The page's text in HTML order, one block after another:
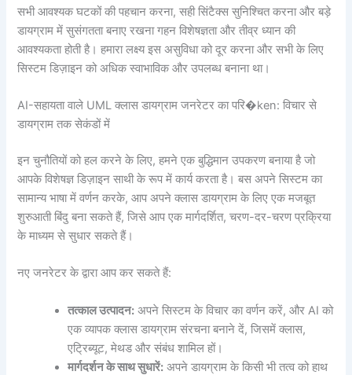
सभी आवश्यक घटकों की पहचान करना, सही सिंटैक्स सुनिश्चित करना और बड़े
डायग्राम में सुसंगतता बनाए रखना गहन विशेषज्ञता और तीव्र ध्यान की
आवश्यकता होती है। हमारा लक्ष्य इस असुविधा को दूर करना और सभी के लिए
सिस्टम डिज़ाइन को अधिक स्वाभाविक और उपलब्ध बनाना था।
AI-सहायता वाले UML क्लास डायग्राम जनरेटर का परि�ken: विचार से
डायग्राम तक सेकंडों में
इन चुनौतियों को हल करने के लिए, हमने एक बुद्धिमान उपकरण बनाया है जो
आपके विशेषज्ञ डिज़ाइन साथी के रूप में कार्य करता है। बस अपने सिस्टम का
सामान्य भाषा में वर्णन करके, आप अपने क्लास डायग्राम के लिए एक मजबूत
शुरुआती बिंदु बना सकते हैं, जिसे आप एक मार्गदर्शित, चरण-दर-चरण प्रक्रिया
के माध्यम से सुधार सकते हैं।
नए जनरेटर के द्वारा आप कर सकते हैं:
तत्काल उत्पादन: अपने सिस्टम के विचार का वर्णन करें, और AI को
एक व्यापक क्लास डायग्राम संरचना बनाने दें, जिसमें क्लास,
एट्रिब्यूट, मेथड और संबंध शामिल हों।
मार्गदर्शन के साथ सुधारें: अपने डायग्राम के किसी भी तत्व को हाथ